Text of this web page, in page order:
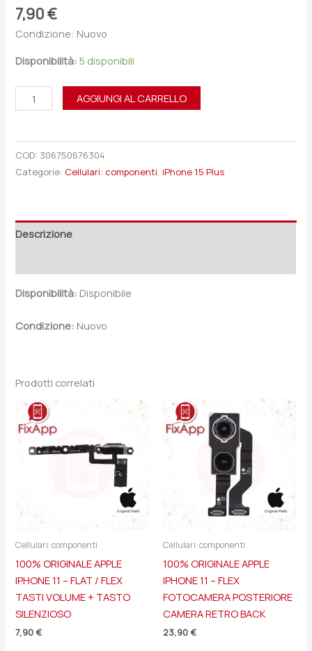
7,90€
Condizione: Nuovo
Disponibilità: 5 disponibili
AGGIUNGI AL CARRELLO
COD: 306750676304
Categorie: Cellulari: componenti,iPhone 15 Plus
Descrizione
Disponibilità: Disponibile
Condizione: Nuovo
Prodotti correlati
Cellulari: componenti
100% ORIGINALE APPLE
IPHONE 11 – FLAT / FLEX
TASTI VOLUME + TASTO
SILENZIOSO
7,90 €
Cellulari: componenti
100% ORIGINALE APPLE
IPHONE 11 – FLEX
FOTOCAMERA POSTERIORE
CAMERA RETRO BACK
23,90 €